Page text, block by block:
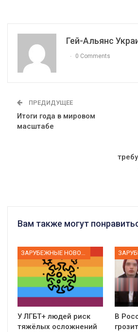
Гей-Альянс
0 Comments
ПРЕДИДУЩЕЕ
Итоги года в мировом
масштабе
Вам также могут
У ЛГБТ+ людей риск
тяжёлых осложнений
В